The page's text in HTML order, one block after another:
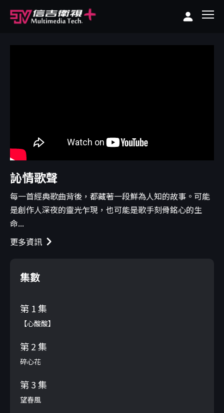
訫情歌聲
每一首經典歌曲背後，都藏著一段鮮為人知的故事。可能
是創作人深夜的靈光乍現，也可能是歌手刻骨銘心的生
命...
更多資訊
集數
第 1 集
【心酸酸】
第 2 集
碎心花
第 3 集
望春風